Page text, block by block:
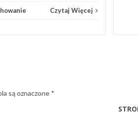
Czytaj Więcej
są oznaczone *